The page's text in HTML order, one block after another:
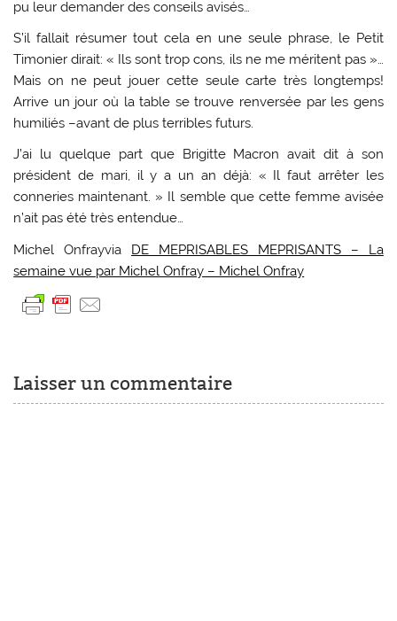
pu leur demander des conseils avisés…
S’il fallait résumer tout cela en une seule phrase, le Petit
Timonier dirait: « Ils sont trop cons, ils ne me méritent pas »…
Mais on ne peut jouer cette seule carte très longtemps!
Arrive un jour où la table se trouve renversée par les gens
humiliés –avant de plus terribles futurs.
J’ai lu quelque part que Brigitte Macron avait dit à son
président de mari, il y a un an déjà: « Il faut arrêter les
conneries maintenant. » Il semble que cette femme avisée
n’ait pas été très entendue…
Michel Onfrayvia DE MEPRISABLES MEPRISANTS – La
semaine vue par Michel Onfray – Michel Onfray
Laisser un commentaire